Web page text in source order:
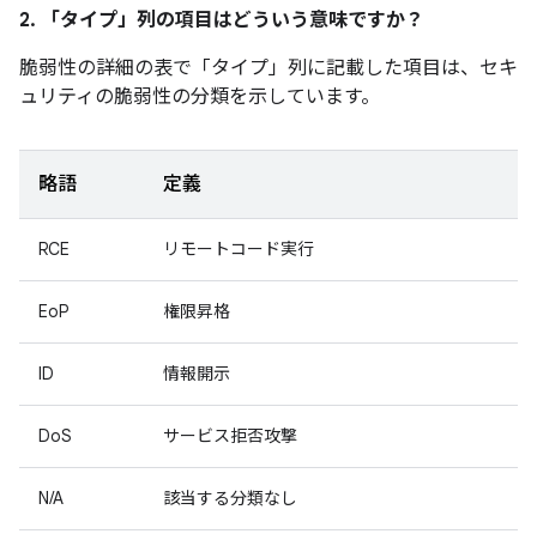
2. 「タイプ」 列の項目はどういう意味ですか？
脆弱性の詳細の表で「タイプ」 列に記載した項目は、セキ
ュリティの脆弱性の分類を示しています。
略語 定義
RCE リモートコード実行
EoP 権限昇格
ID 情報開示
DoS サービス拒否攻撃
N/A 該当する分類なし